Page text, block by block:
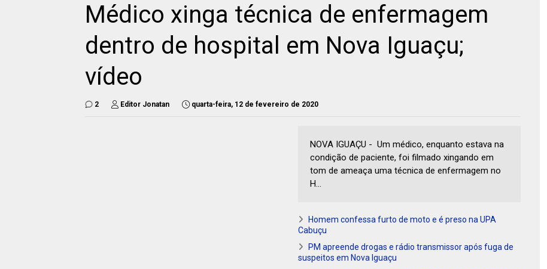
Médico xinga técnica de enfermagem
dentro de hospital em Nova Iguaçu;
vídeo
2 Editor Jonatan quarta-feira, 12 de fevereiro de 2020
NOVA IGUAÇU - Um médico, enquanto estava na
condição de paciente, foi filmado xingando em
tom de ameaça uma técnica de enfermagem no
H...
Homem confessa furto de moto e é preso na UPA
Cabuçu
PM apreende drogas e rádio transmissor após fuga de
suspeitos em Nova Iguaçu